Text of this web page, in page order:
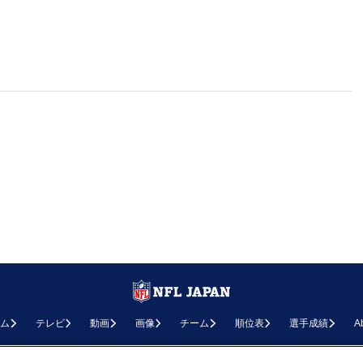
テレビ 動画 画像 チーム 順位表 選手成績